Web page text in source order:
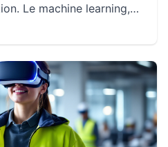
Le machine learning,
des conceptions plus
L'IA joue un rôle
matériaux, mais aussi
des projets.